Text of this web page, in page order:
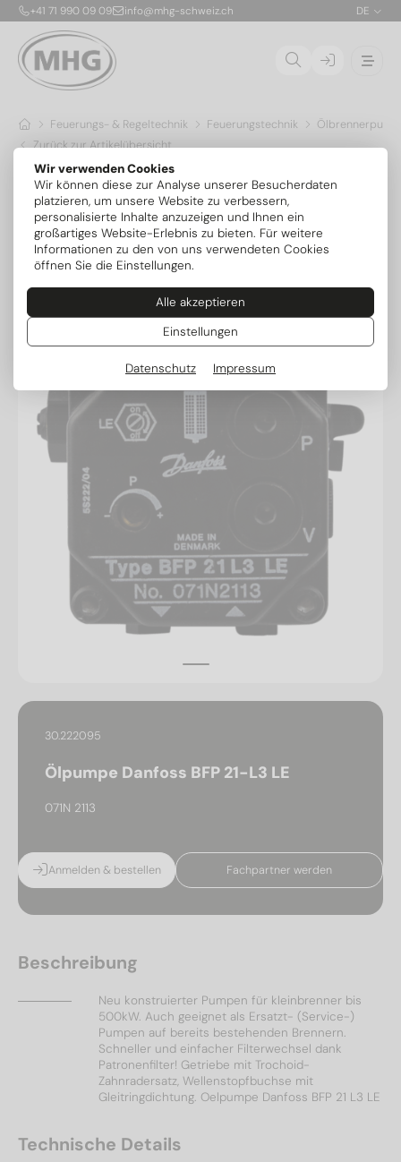
Wir verwenden Cookies
Wir können diese zur Analyse unserer Besucherdaten
platzieren, um unsere Website zu verbessern,
personalisierte Inhalte anzuzeigen und Ihnen ein
großartiges Website-Erlebnis zu bieten. Für weitere
Informationen zu den von uns verwendeten Cookies
öffnen Sie die Einstellungen.
Alle akzeptieren
Einstellungen
Datenschutz Impressum
+41 71 990 09 09 info@mhg-schweiz.ch DE
Feuerungs- & Regeltechnik Feuerungstechnik
Zurück zur Artikelübersicht
30.222095
Ölpumpe Danfoss BFP 21-L3 LE
071N 2113
Anmelden & bestellen Fachpartner werden
Beschreibung
Neu konstruierter Pumpen für kleinbrenner bis
500kW. Auch geeignet als Ersatzt- (Service-)
Pumpen auf bereits bestehenden Brennern.
Schneller und einfacher Filterwechsel dank
Patronenfilter! Getriebe mit Trochoid-
Zahnradersatz, Wellenstopfbuchse mit
Gleitringdichtung. Oelpumpe Danfoss BFP 21 L3 LE
Technische Details